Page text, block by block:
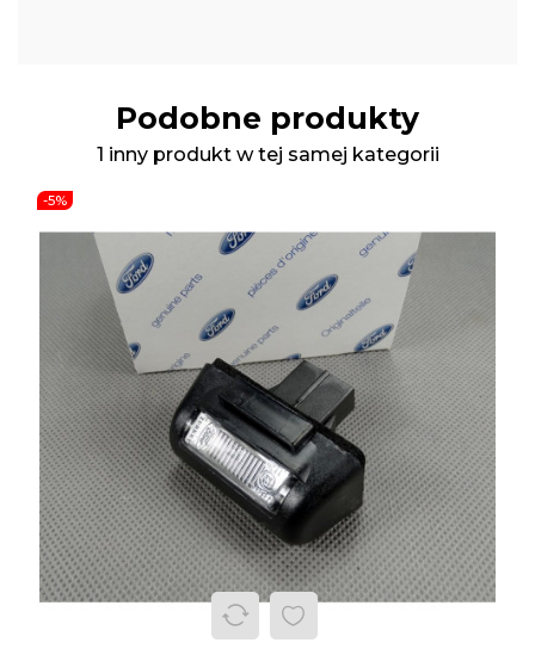
Podobne produkty
1 inny produkt w tej samej kategorii
-5%